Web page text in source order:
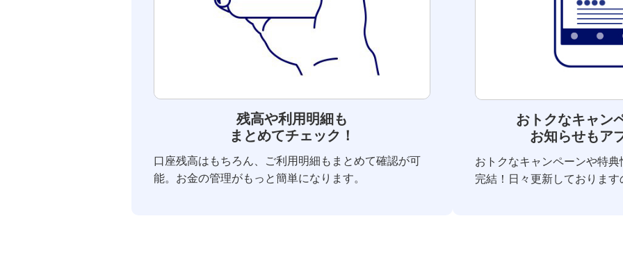
残高や利用明細も
まとめてチェック！
口座残高はもちろん、ご利用明細もまとめて確認が可
能。お金の管理がもっと簡単になります。
おトクなキャン
お知らせもア
おトクなキャンペーンや特
完結！日々更新しておりま